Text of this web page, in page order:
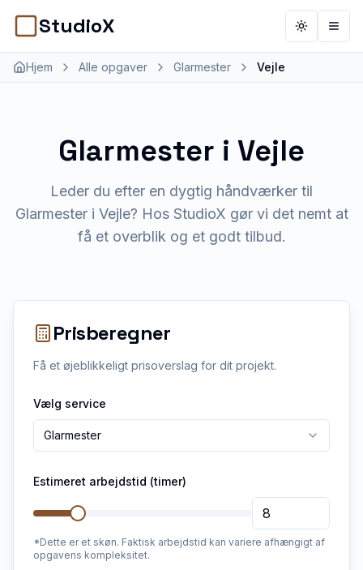
StudioX ToggleÅbn
Hjem Alle opgaver Glarmester Vejle
Glarmester i Vejle
Leder du efter en dygtig håndværker til
Glarmester i Vejle? Hos StudioX gør vi det nemt at
få et overblik og et godt tilbud.
Prisberegner
Få et øjeblikkeligt prisoverslag for dit projekt.
Vælg service
Glarmester
Estimeret arbejdstid (timer)
*Dette er et skøn. Faktisk arbejdstid kan variere afhængigt af
opgavens kompleksitet.